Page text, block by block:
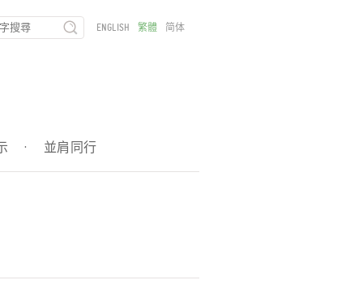
· 並肩同行
ENGLISH 繁體 简体